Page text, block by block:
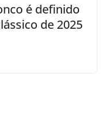
é definido
de 2025